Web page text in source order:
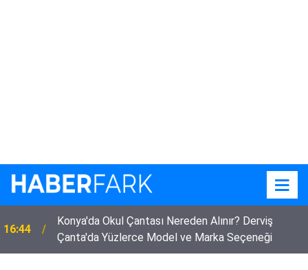
Konya'da Okul Çantası Nereden Alınır? Derviş
Çanta'da Yüzlerce Model ve Marka Seçeneği
14:37
Bor'da Yürek Yakan Yangın! 250 Küçükbaş Hayvan
Telef Oldu, 40 Ton Arpa Kül Oldu